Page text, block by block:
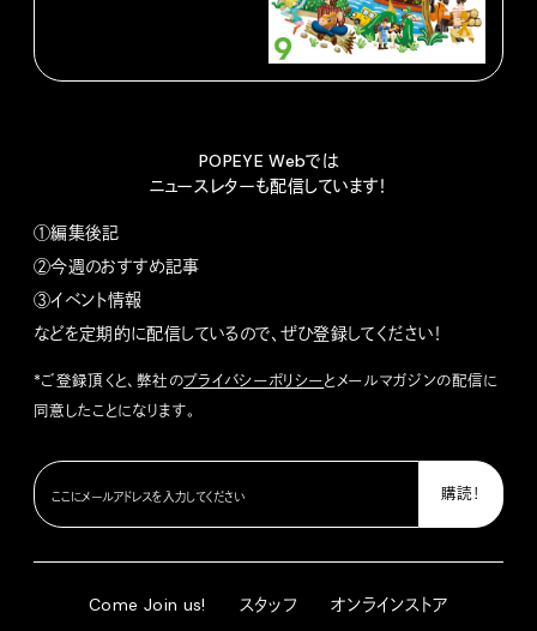
POPEYE Webでは
ニュースレターも配信しています！
①編集後記
②今週のおすすめ記事
③イベント情報
などを定期的に配信しているので、ぜひ登録してください！
*ご登録頂くと、弊社のプライバシーポリシーとメールマガジンの配信に
同意したことになります。
Come Join us! スタッフ オンラインストア